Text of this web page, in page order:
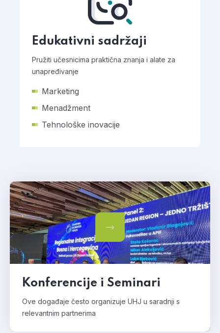
Edukativni sadržaji
Pružiti učesnicima praktična znanja i alate za
unapređivanje
Marketing
Menadžment
Tehnološke inovacije
Konferencije i Seminari
Ove događaje često organizuje UHJ u saradnji s
relevantnim partnerima